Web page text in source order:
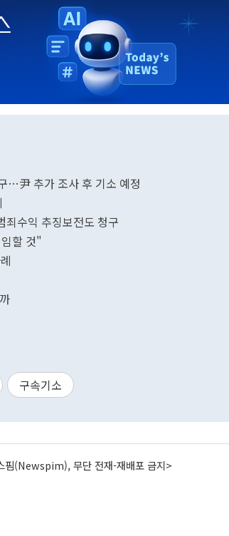
…尹 추가 조사 후 기소 예정
수익 추징보전도 청구
할 것"
구속기소
핌(Newspim), 무단 전재-재배포 금지>